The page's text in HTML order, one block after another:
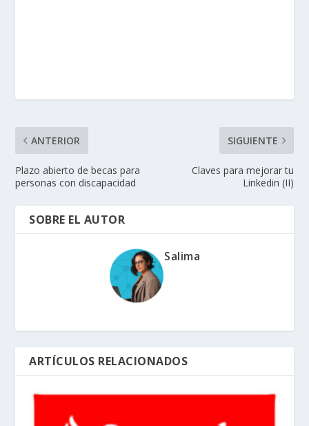
ANTERIOR
Plazo abierto de becas para
personas con discapacidad
SIGUIENTE
Claves para mejorar tu
Linkedin (II)
SOBRE EL AUTOR
Salima
ARTÍCULOS RELACIONADOS